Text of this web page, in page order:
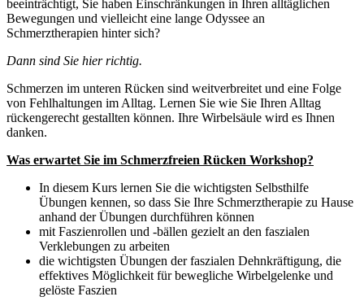
beeinträchtigt, Sie haben Einschränkungen in Ihren alltäglichen
Bewegungen und vielleicht eine lange Odyssee an
Schmerztherapien hinter sich?
Dann sind Sie hier richtig.
Schmerzen im unteren Rücken sind weitverbreitet und eine Folge
von Fehlhaltungen im Alltag. Lernen Sie wie Sie Ihren Alltag
rückengerecht gestallten können. Ihre Wirbelsäule wird es Ihnen
danken.
Was erwartet Sie im Schmerzfreien Rücken Workshop?
In diesem Kurs lernen Sie die wichtigsten Selbsthilfe
Übungen kennen, so dass Sie Ihre Schmerztherapie zu Hause
anhand der Übungen durchführen können
mit Faszienrollen und -bällen gezielt an den faszialen
Verklebungen zu arbeiten
die wichtigsten Übungen der faszialen Dehnkräftigung, die
effektives Möglichkeit für bewegliche Wirbelgelenke und
gelöste Faszien